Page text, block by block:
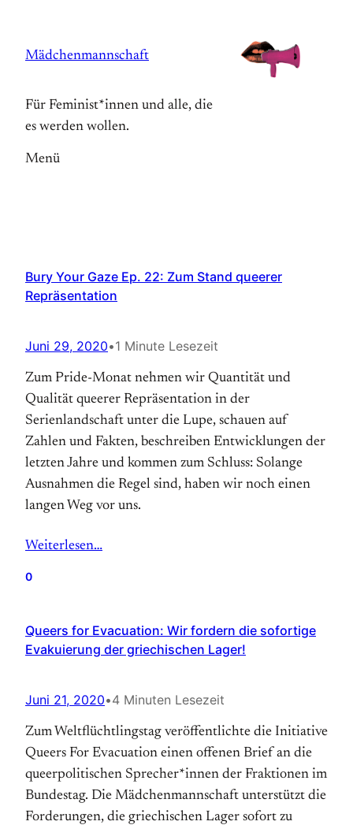
springen
Mädchenmannschaft
Für Feminist*innen und alle, die
es werden wollen.
Menü
Bury Your Gaze Ep. 22: Zum Stand queerer
Repräsentation
Juni 29, 2020•1 Minute Lesezeit
Zum Pride-Monat nehmen wir Quantität und
Qualität queerer Repräsentation in der
Serienlandschaft unter die Lupe, schauen auf
Zahlen und Fakten, beschreiben Entwicklungen der
letzten Jahre und kommen zum Schluss: Solange
Ausnahmen die Regel sind, haben wir noch einen
langen Weg vor uns.
Weiterlesen…
0
Queers for Evacuation: Wir fordern die sofortige
Evakuierung der griechischen Lager!
Juni 21, 2020•4 Minuten Lesezeit
Zum Weltflüchtlingstag veröffentlichte die Initiative
Queers For Evacuation einen offenen Brief an die
queerpolitischen Sprecher*innen der Fraktionen im
Bundestag. Die Mädchenmannschaft unterstützt die
Forderungen, die griechischen Lager sofort zu